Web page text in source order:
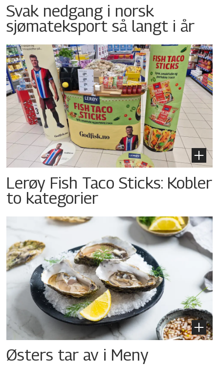
Svak nedgang i norsk
sjømateksport så langt i år
Lerøy Fish Taco Sticks: Kobler
to kategorier
Østers tar av i Meny